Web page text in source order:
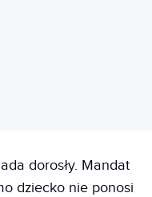
dorosły. Mandat
dziecko nie ponosi